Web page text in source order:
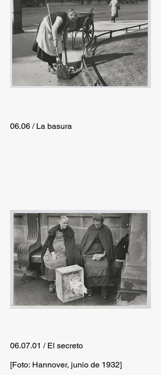
06.06 / La basura
06.07.01 / El secreto
[Foto: Hannover, junio de 1932]